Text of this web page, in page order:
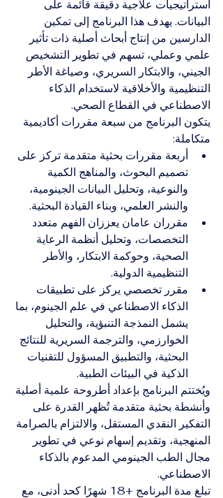
استراتيجيات علاجية دقيقة قائمة على
البيانات. يهدف هذا البرنامج إلى تمكين
الدارسين من إنتاج أبحاث أصلية ذات تأثير
علمي وعملي، تسهم في تطوير التشخيص
الجيني، والابتكار السريري، وصياغة الأطر
التنظيمية والأخلاقية لاستخدام الذكاء
الاصطناعي في القطاع الصحي.
يتكون البرنامج من سبعة مقررات أكاديمية
متكاملة:
أربعة مقررات بحثية متقدمة تركز على
تصميم البحوث، والمناهج الكمية
والنوعية، وتحليل البيانات الجينومية،
والنشر العلمي، وبناء القيادة البحثية.
مقرران عامان يعززان الفهم متعدد
التخصصات، وتحليل أنظمة الرعاية
الصحية، وحوكمة الابتكار، والأطر
التنظيمية الدولية.
مقرر تخصصي يركز على تطبيقات
الذكاء الاصطناعي في علم الجينوم، بما
يشمل النمذجة التنبؤية، والتحليل
الخوارزمي، والترجمة السريرية للنتائج
البحثية، والتطبيق المسؤول للتقنيات
الذكية في البيئات الطبية.
ويُختتم البرنامج بإعداد أطروحة علمية أصلية
وأنشطة بحثية متقدمة تُظهر القدرة على
التفكير النقدي المستقل، والالتزام بالصرامة
المنهجية، وتقديم إسهام نوعي في تطوير
مجال الطب الجينومي المدعوم بالذكاء
الاصطناعي.
تبلغ مدة البرنامج +18 شهرًا كحد أدنى، مع